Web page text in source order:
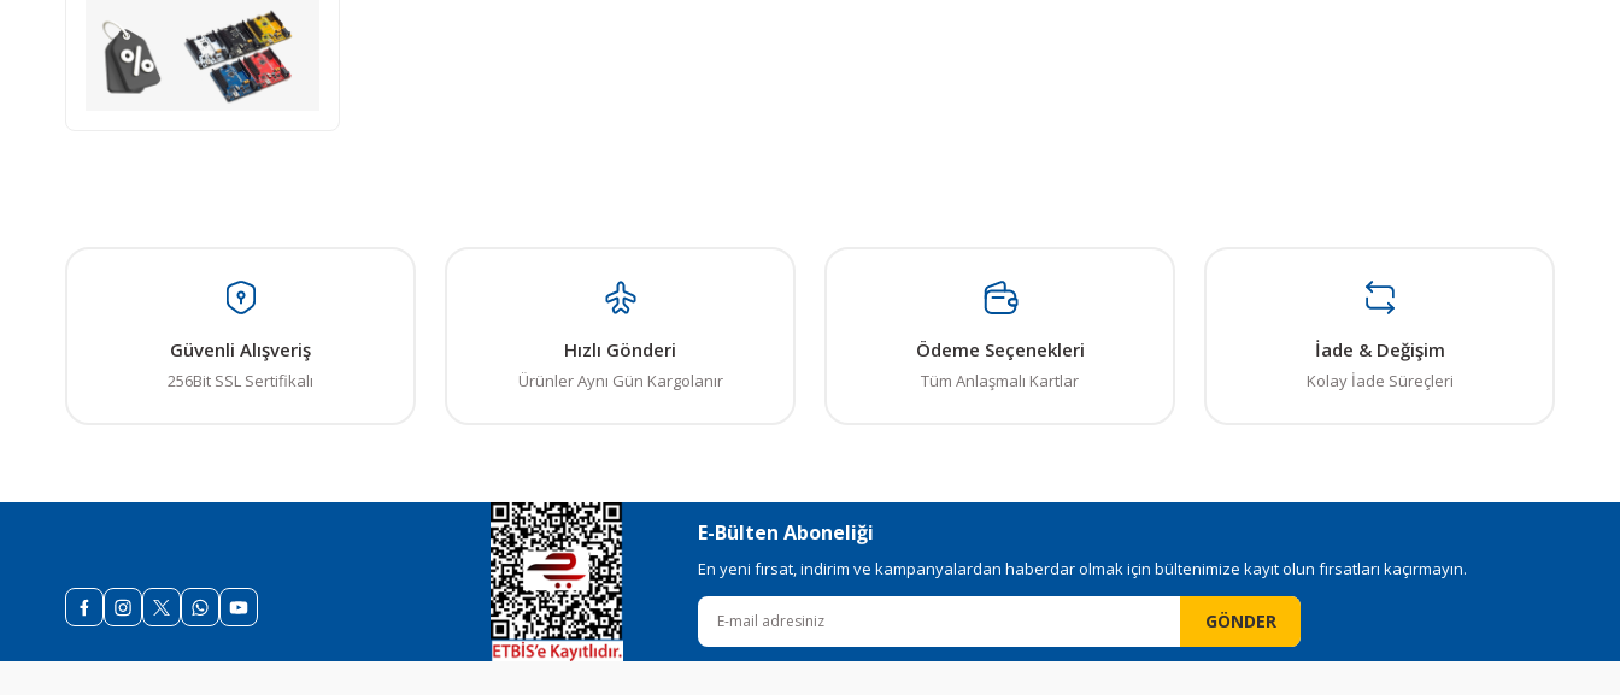
Güvenli Alışveriş
256Bit SSL Sertifikalı
Hızlı Gönderi
Ürünler Aynı Gün Kargolanır
Ödeme Seçenekleri
Tüm Anlaşmalı Kartlar
İade & Değişim
Kolay İade Süreçleri
E-Bülten Aboneliği
En yeni fırsat, indirim ve kampanyalardan haberdar olmak için bültenimize kayıt olun fırsatları kaçırmayın.
GÖNDER